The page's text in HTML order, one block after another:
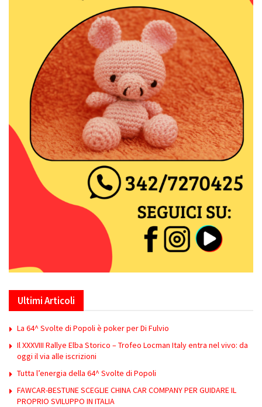
Ultimi Articoli
La 64^ Svolte di Popoli è poker per Di Fulvio
Il XXXVIII Rallye Elba Storico – Trofeo Locman Italy entra nel vivo: da
oggi il via alle iscrizioni
Tutta l’energia della 64^ Svolte di Popoli
FAWCAR-BESTUNE SCEGLIE CHINA CAR COMPANY PER GUIDARE IL
PROPRIO SVILUPPO IN ITALIA